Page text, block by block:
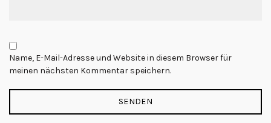
Name, E-Mail-Adresse und Website in diesem Browser für
meinen nächsten Kommentar speichern.